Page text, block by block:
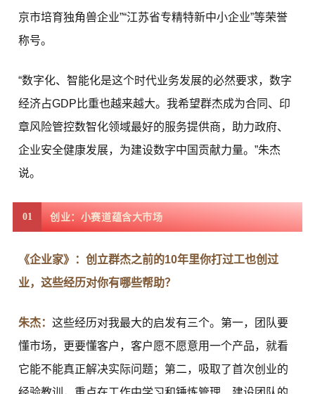
京市培育独角兽企业”“江苏省专精特新中小企业”等荣誉
称号。
“数字化、智能化是这个时代业务发展的必然要求，数字
经济占GDP比重也越来越大。我希望群杰成为合同、印
章风险管控数智化领域最好的服务提供商，助力政府、
企业安全健康发展，为建设数字中国贡献力量。”朱杰
说。
01 创业：小赛道蕴含大市场
《企业家》：创立群杰之前的10年里你打过工也创过
业，这些经历对你有哪些帮助？
朱杰： 这些经历对我最大的启发有三个。第一，团队要
懂市场，更要懂客户，客户愿不愿意用一个产品，就看
它能不能真正解决实际问题；第二，吸取了首次创业的